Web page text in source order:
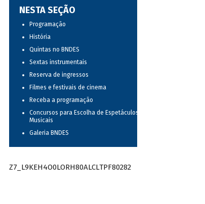
NESTA SEÇÃO
Programação
História
Quintas no BNDES
Sextas instrumentais
Reserva de ingressos
Filmes e festivais de cinema
Receba a programação
Concursos para Escolha de Espetáculos
Musicais
Galeria BNDES
Z7_L9KEH4O0LORH80ALCLTPF80282